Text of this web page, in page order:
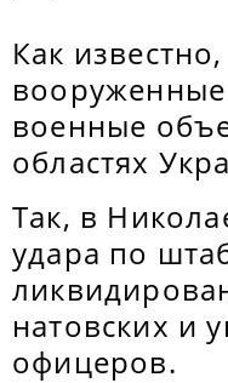
Как
военные
областях
Так, в
удара по
натовских и
офицеров.